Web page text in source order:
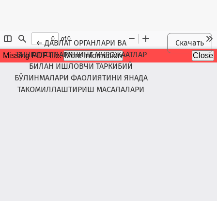
←Maqola tafsilotlariga qaytish
ДАВЛАТ ОРГАНЛАРИ ВА
ТАШКИЛОТЛАРИНИНГ МУРОЖААТЛАР
БИЛАН ИШЛОВЧИ ТАРКИБИЙ
БЎЛИНМАЛАРИ ФАОЛИЯТИНИ ЯНАДА
ТАКОМИЛЛАШТИРИШ МАСАЛАЛАРИ
Скачать